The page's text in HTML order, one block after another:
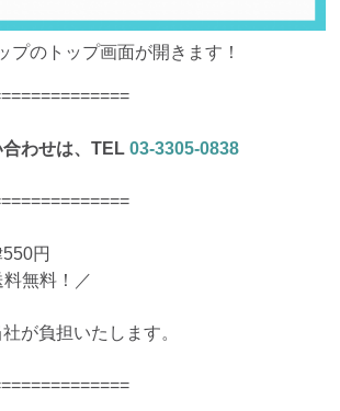
プのトップ画面が開きます！
合わせは、TEL03-3305-0838
円
無料！／
が負担いたします。